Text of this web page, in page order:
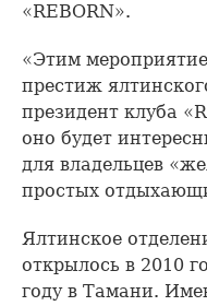
«REBORN».
«Этим
престиж
президент клуба
оно будет
для владельцев
простых
Ялтинское
открылось в 2010
году в Тамани.